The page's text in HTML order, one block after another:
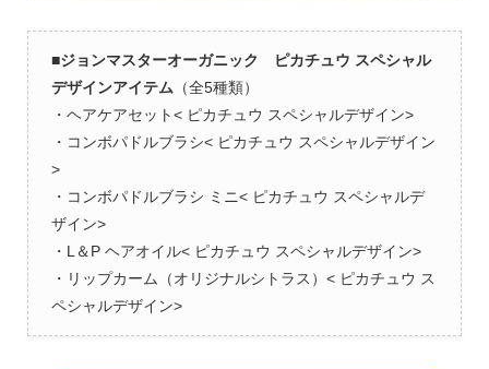
■ジョンマスターオーガニック ピカチュウ スペシャル
デザインアイテム （全5種類）
・ヘアケアセット< ピカチュウ スペシャルデザイン>
・コンボパドルブラシ< ピカチュウ スペシャルデザイン
>
・コンボパドルブラシ ミニ< ピカチュウ スペシャルデ
ザイン>
・L＆P ヘアオイル< ピカチュウ スペシャルデザイン>
・リップカーム（オリジナルシトラス）< ピカチュウ ス
ペシャルデザイン>